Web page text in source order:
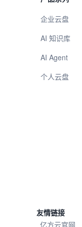
企业云盘
AI 知识库
AI Agent
个人云盘
友情链接
亿方云官网